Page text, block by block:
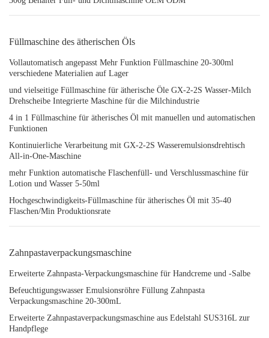
Füllmaschine des ätherischen Öls
Vollautomatisch angepasst Mehr Funktion Füllmaschine 20-300ml
verschiedene Materialien auf Lager
und vielseitige Füllmaschine für ätherische Öle GX-2-2S Wasser-Milch
Drehscheibe Integrierte Maschine für die Milchindustrie
4 in 1 Füllmaschine für ätherisches Öl mit manuellen und automatischen
Funktionen
Kontinuierliche Verarbeitung mit GX-2-2S Wasseremulsionsdrehtisch
All-in-One-Maschine
mehr Funktion automatische Flaschenfüll- und Verschlussmaschine für
Lotion und Wasser 5-50ml
Hochgeschwindigkeits-Füllmaschine für ätherisches Öl mit 35-40
Flaschen/Min Produktionsrate
Zahnpastaverpackungsmaschine
Erweiterte Zahnpasta-Verpackungsmaschine für Handcreme und -Salbe
Befeuchtigungswasser Emulsionsröhre Füllung Zahnpasta
Verpackungsmaschine 20-300mL
Erweiterte Zahnpastaverpackungsmaschine aus Edelstahl SUS316L zur
Handpflege